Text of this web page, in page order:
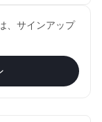
、サインアップ